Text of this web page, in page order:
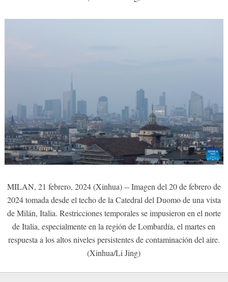
MILAN, 21 febrero, 2024 (Xinhua) -- Imagen del 20 de febrero de
2024 tomada desde el techo de la Catedral del Duomo de una vista
de Milán, Italia. Restricciones temporales se impusieron en el norte
de Italia, especialmente en la región de Lombardía, el martes en
respuesta a los altos niveles persistentes de contaminación del aire.
(Xinhua/Li Jing)